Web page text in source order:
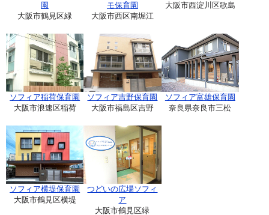
園
大阪市鶴見区緑
モ保育園
大阪市西区南堀江
大阪市西淀川区歌島
ソフィア稲荷保育園
大阪市浪速区稲荷
ソフィア吉野保育園
大阪市福島区吉野
ソフィア富雄保育園
奈良県奈良市三松
ソフィア横堤保育園
大阪市鶴見区横堤
つどいの広場ソフィ
ア
大阪市鶴見区緑